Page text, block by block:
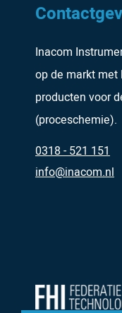
Inacom
op de markt
producten voor
(proceschemie).
0318 - 521 151
info@inacom.nl